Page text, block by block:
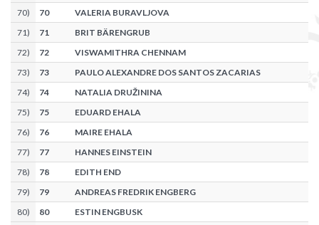
70) 70
VALERIA BURAVLJOVA
71) 71
BRIT BÄRENGRUB
72) 72
VISWAMITHRA CHENNAM
73) 73
PAULO ALEXANDRE DOS SANTOS ZACARIAS
74) 74
NATALIA DRUŽININA
75) 75
EDUARD EHALA
76) 76
MAIRE EHALA
77) 77
HANNES EINSTEIN
78) 78
EDITH END
79) 79
ANDREAS FREDRIK ENGBERG
80) 80
ESTIN ENGBUSK